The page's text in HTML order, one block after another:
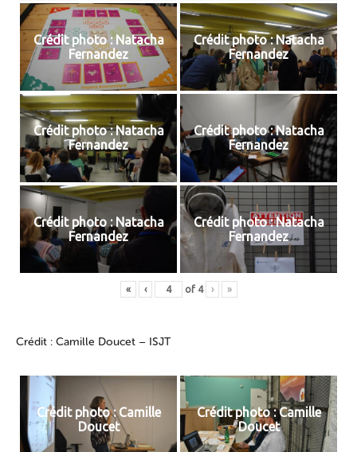
Crédit photo : Natacha
Fernandez
Crédit photo : Natacha
Fernandez
Crédit photo : Natacha
Fernandez
Crédit photo : Natacha
Fernandez
Crédit photo : Natacha
Fernandez
Crédit photo : Natacha
Fernandez
« ‹ of 4 › »
Crédit : Camille Doucet – ISJT
Crédit photo : Camille
Doucet
Crédit photo : Camille
Doucet